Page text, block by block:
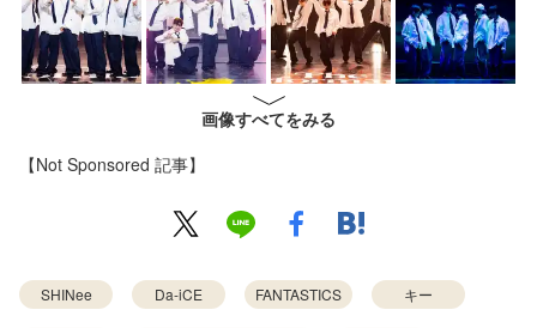
画像すべてをみる
【Not Sponsored 記事】
SHINee Da-iCE FANTASTICS キー